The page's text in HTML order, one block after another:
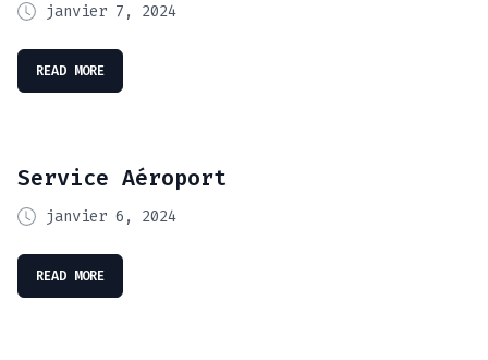
janvier 7, 2024
READ MORE
Service Aéroport
janvier 6, 2024
READ MORE